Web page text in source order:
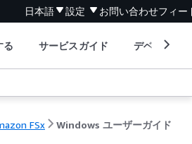
日本語 設定 お問い合わせフィー
る サービスガイド デベロッパ
FSx Windows ユーザーガイド